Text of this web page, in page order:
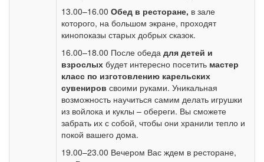
13.00–16.00 Обед в ресторане, в зале
которого, на большом экране, проходят
кинопоказы старых добрых сказок.
16.00–18.00 После обеда для детей и
взрослых будет интересно посетить мастер
класс по изготовлению карельских
сувениров своими руками. Уникальная
возможность научиться самим делать игрушки
из войлока и куклы – обереги. Вы сможете
забрать их с собой, чтобы они хранили тепло и
покой вашего дома.
19.00–23.00 Вечером Вас ждем в ресторане,